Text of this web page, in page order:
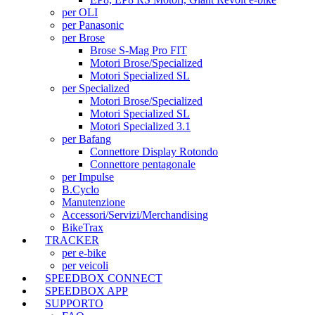
per OLI
per Panasonic
per Brose
Brose S-Mag Pro FIT
Motori Brose/Specialized
Motori Specialized SL
per Specialized
Motori Brose/Specialized
Motori Specialized SL
Motori Specialized 3.1
per Bafang
Connettore Display Rotondo
Connettore pentagonale
per Impulse
B.Cyclo
Manutenzione
Accessori/Servizi/Merchandising
BikeTrax
TRACKER
per e-bike
per veicoli
SPEEDBOX CONNECT
SPEEDBOX APP
SUPPORTO